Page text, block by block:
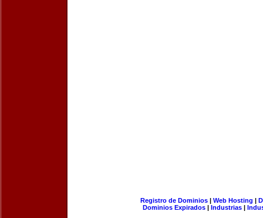
Registro de Dominios| Web Hosting |
Dominios Expirados | Industrias |